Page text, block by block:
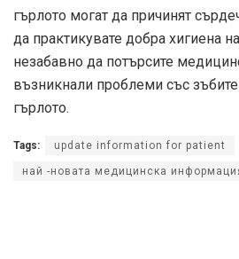
гърлото могат да причинят
да практикувате добра хигиена
незабавно да потърсите
възникнали проблеми със
гърлото.
Tags: update information for patient
най -новата медицинска